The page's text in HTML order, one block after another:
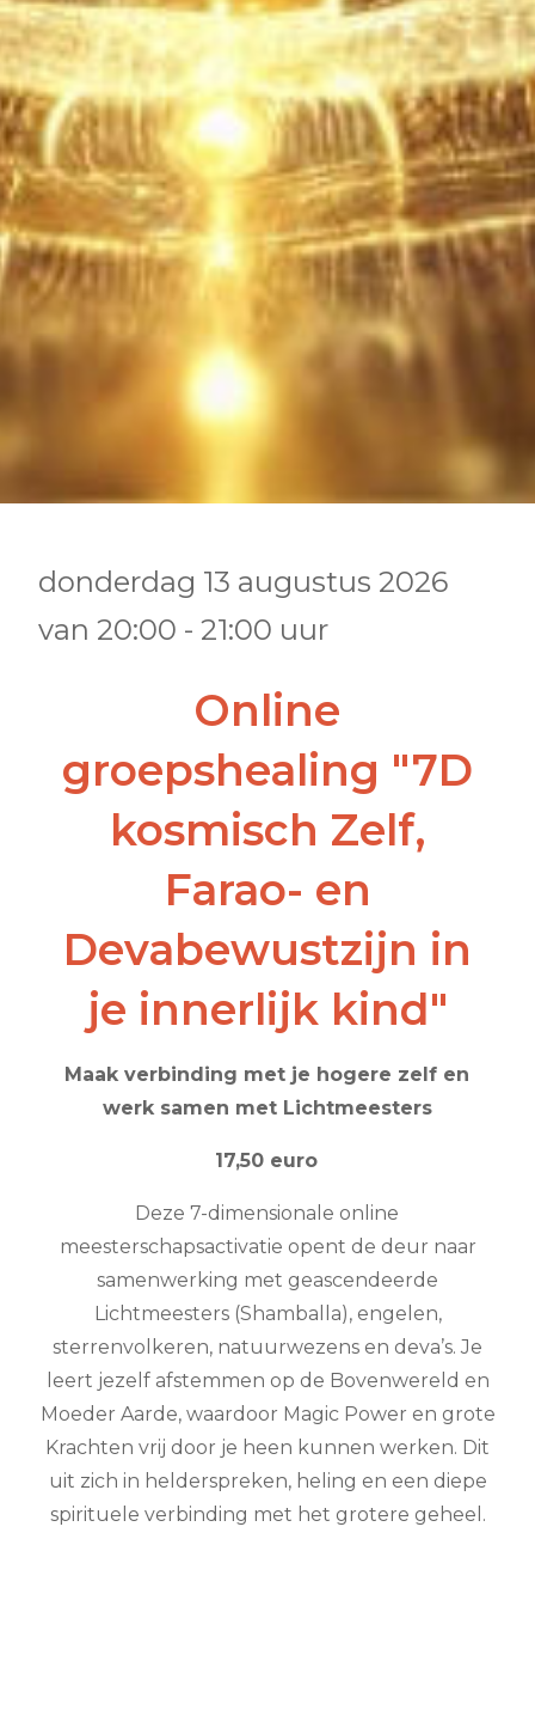
donderdag 13 augustus 2026
van 20:00 - 21:00 uur
Online
groepshealing "7D
kosmisch Zelf,
Farao- en
Devabewustzijn in
je innerlijk kind"
Maak verbinding met je hogere zelf en
werk samen met Lichtmeesters
17,50 euro
Deze 7-dimensionale online
meesterschapsactivatie opent de deur naar
samenwerking met geascendeerde
Lichtmeesters (Shamballa), engelen,
sterrenvolkeren, natuurwezens en deva’s. Je
leert jezelf afstemmen op de Bovenwereld en
Moeder Aarde, waardoor Magic Power en grote
Krachten vrij door je heen kunnen werken. Dit
uit zich in helderspreken, heling en een diepe
spirituele verbinding met het grotere geheel.